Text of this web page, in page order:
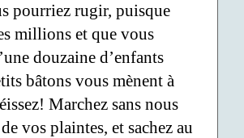
pourriez rugir, puisque
millions et que vous
douzaine d’enfants
bâtons vous mènent à
Marchez sans nous
vos plaintes, et sachez au